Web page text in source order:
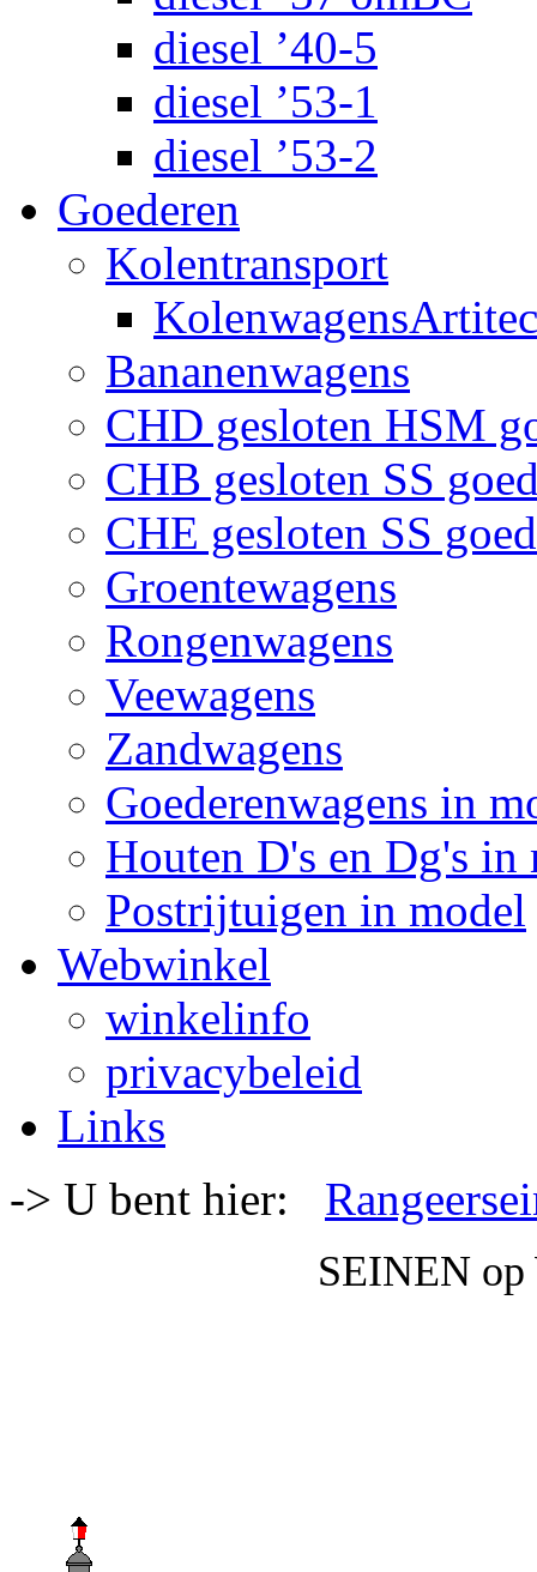
diesel ’40-5
diesel ’53-1
diesel ’53-2
Goederen
Kolentransport
KolenwagensArtitec
Bananenwagens
CHD gesloten HSM
CHB gesloten SS
CHE gesloten SS
Groentewagens
Rongenwagens
Veewagens
Zandwagens
Goederenwagens in
Houten D's en Dg's in
Postrijtuigen in model
Webwinkel
winkelinfo
privacybeleid
Links
-> U bent hier:
SEINEN